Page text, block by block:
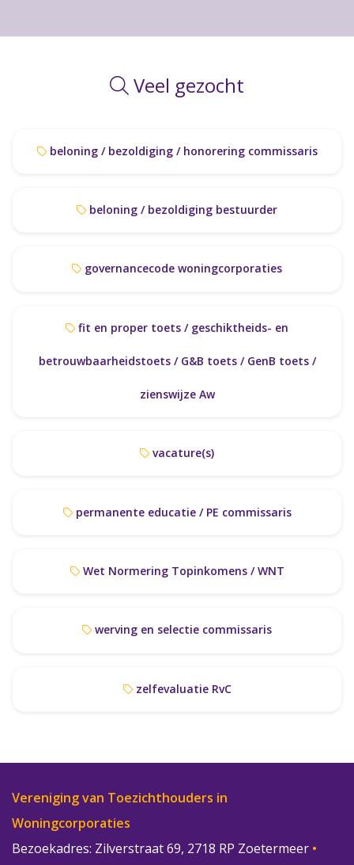
Veel gezocht
beloning / bezoldiging / honorering commissaris
beloning / bezoldiging bestuurder
governancecode woningcorporaties
betrouwbaarheidstoets / G&B toets / GenB toets /
zienswijze Aw
vacature(s)
permanente educatie / PE commissaris
Wet Normering Topinkomens / WNT
werving en selectie commissaris
zelfevaluatie RvC
Vereniging van Toezichthouders in
Woningcorporaties
Bezoekadres: Zilverstraat 69, 2718 RP Zoetermeer •